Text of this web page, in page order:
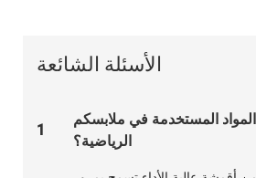
الأسئلة الشائعة
1
المستخدمة في ملابسكم
الرياضية؟